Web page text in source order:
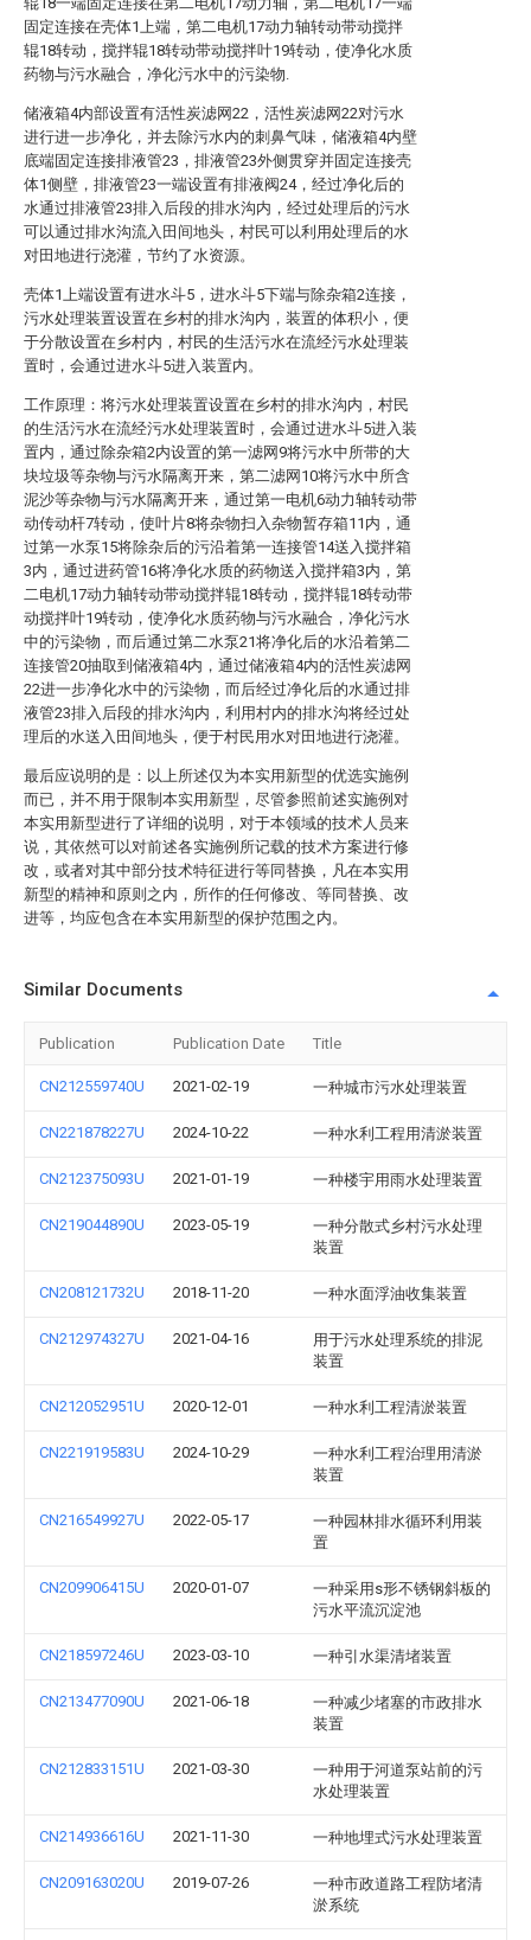
固定连接在壳体1上端，第二电机17动力轴转动带动搅拌
辊18转动，搅拌辊18转动带动搅拌叶19转动，使净化水质
药物与污水融合，净化污水中的污染物.
储液箱4内部设置有活性炭滤网22，活性炭滤网22对污水
进行进一步净化，并去除污水内的刺鼻气味，储液箱4内壁
底端固定连接排液管23，排液管23外侧贯穿并固定连接壳
体1侧壁，排液管23一端设置有排液阀24，经过净化后的
水通过排液管23排入后段的排水沟内，经过处理后的污水
可以通过排水沟流入田间地头，村民可以利用处理后的水
对田地进行浇灌，节约了水资源。
壳体1上端设置有进水斗5，进水斗5下端与除杂箱2连接，
污水处理装置设置在乡村的排水沟内，装置的体积小，便
于分散设置在乡村内，村民的生活污水在流经污水处理装
置时，会通过进水斗5进入装置内。
工作原理：将污水处理装置设置在乡村的排水沟内，村民
的生活污水在流经污水处理装置时，会通过进水斗5进入装
置内，通过除杂箱2内设置的第一滤网9将污水中所带的大
块垃圾等杂物与污水隔离开来，第二滤网10将污水中所含
泥沙等杂物与污水隔离开来，通过第一电机6动力轴转动带
动传动杆7转动，使叶片8将杂物扫入杂物暂存箱11内，通
过第一水泵15将除杂后的污沿着第一连接管14送入搅拌箱
3内，通过进药管16将净化水质的药物送入搅拌箱3内，第
二电机17动力轴转动带动搅拌辊18转动，搅拌辊18转动带
动搅拌叶19转动，使净化水质药物与污水融合，净化污水
中的污染物，而后通过第二水泵21将净化后的水沿着第二
连接管20抽取到储液箱4内，通过储液箱4内的活性炭滤网
22进一步净化水中的污染物，而后经过净化后的水通过排
液管23排入后段的排水沟内，利用村内的排水沟将经过处
理后的水送入田间地头，便于村民用水对田地进行浇灌。
最后应说明的是：以上所述仅为本实用新型的优选实施例
而已，并不用于限制本实用新型，尽管参照前述实施例对
本实用新型进行了详细的说明，对于本领域的技术人员来
说，其依然可以对前述各实施例所记载的技术方案进行修
改，或者对其中部分技术特征进行等同替换，凡在本实用
新型的精神和原则之内，所作的任何修改、等同替换、改
进等，均应包含在本实用新型的保护范围之内。
Similar Documents
Publication Publication Date Title
CN212559740U 2021-02-19 一种城市污水处理装置
CN221878227U 2024-10-22 一种水利工程用清淤装置
CN212375093U 2021-01-19 一种楼宇用雨水处理装置
CN219044890U 2023-05-19
一种分散式乡村污水处理
装置
CN208121732U 2018-11-20 一种水面浮油收集装置
CN212974327U 2021-04-16
用于污水处理系统的排泥
装置
CN212052951U 2020-12-01 一种水利工程清淤装置
CN221919583U 2024-10-29
一种水利工程治理用清淤
装置
CN216549927U 2022-05-17
一种园林排水循环利用装
置
CN209906415U 2020-01-07
一种采用s形不锈钢斜板的
污水平流沉淀池
CN218597246U 2023-03-10 一种引水渠清堵装置
CN213477090U 2021-06-18
一种减少堵塞的市政排水
装置
CN212833151U 2021-03-30
一种用于河道泵站前的污
水处理装置
CN214936616U 2021-11-30 一种地埋式污水处理装置
CN209163020U 2019-07-26
一种市政道路工程防堵清
淤系统